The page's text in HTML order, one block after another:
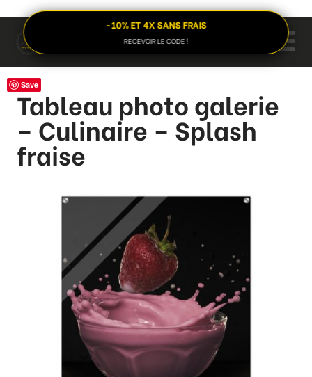
-10% ET 4X SANS FRAIS
RECEVOIR LE CODE !
Tableau photo galerie
– Culinaire – Splash
fraise
Save